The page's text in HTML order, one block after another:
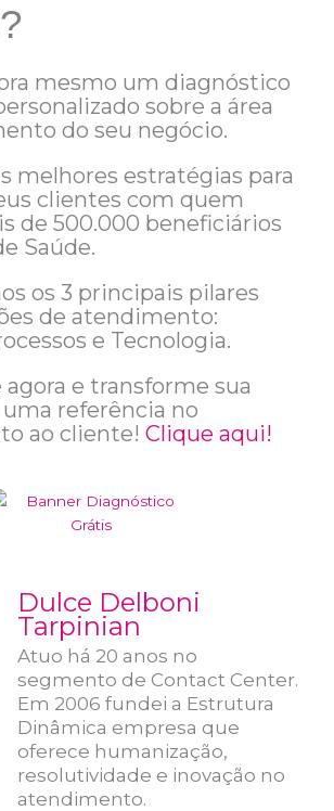
mesmo um diagnóstico
sobre a área
do seu negócio.
melhores estratégias para
clientes com quem
de 500.000 beneficiários
Saúde.
os 3 principais pilares
de atendimento:
e Tecnologia.
agora e transforme sua
referência no
ao cliente!Clique aqui!
Dulce Delboni
Tarpinian
Atuo há 20 anos no
segmento de Contact Center.
Em 2006 fundei a Estrutura
Dinâmica empresa que
oferece humanização,
resolutividade e inovação no
atendimento.